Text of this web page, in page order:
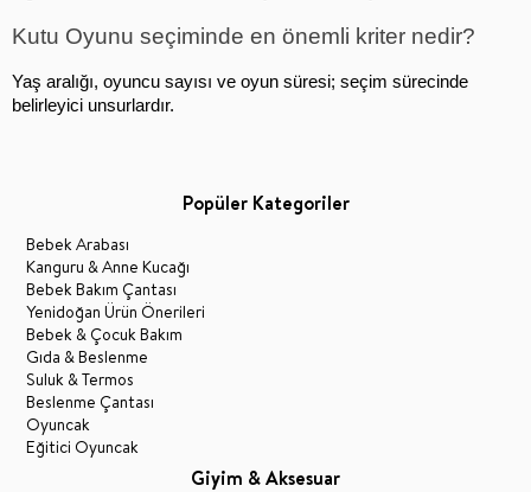
Kutu Oyunu seçiminde en önemli kriter nedir?
Yaş aralığı, oyuncu sayısı ve oyun süresi; seçim sürecinde
belirleyici unsurlardır.
Popüler Kategoriler
Bebek Arabası
Kanguru & Anne Kucağı
Bebek Bakım Çantası
Yenidoğan Ürün Önerileri
Bebek & Çocuk Bakım
Gıda & Beslenme
Suluk & Termos
Beslenme Çantası
Oyuncak
Eğitici Oyuncak
Giyim & Aksesuar